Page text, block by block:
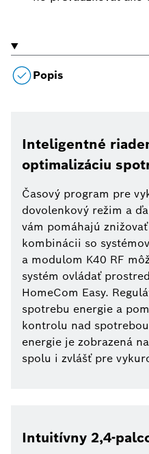
Popis
Inteligentné
optimalizáciu
Časový program pre
dovolenkový režim a
vám pomáhajú
kombinácii so
a modulom K40 RF
systém ovládať
HomeCom Easy.
spotrebu energie a
kontrolu nad
energie je zobrazená
spolu i zvlášť pre
Intuitívny 2,4-